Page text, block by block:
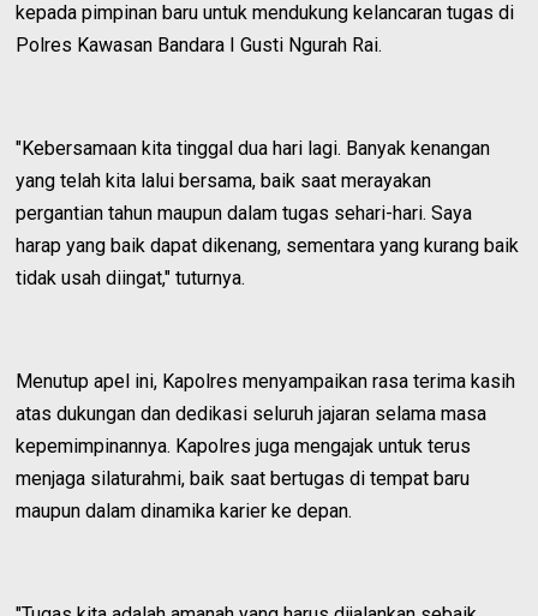
kepada pimpinan baru untuk mendukung kelancaran tugas di
Polres Kawasan Bandara I Gusti Ngurah Rai.
"Kebersamaan kita tinggal dua hari lagi. Banyak kenangan
yang telah kita lalui bersama, baik saat merayakan
pergantian tahun maupun dalam tugas sehari-hari. Saya
harap yang baik dapat dikenang, sementara yang kurang baik
tidak usah diingat," tuturnya.
Menutup apel ini, Kapolres menyampaikan rasa terima kasih
atas dukungan dan dedikasi seluruh jajaran selama masa
kepemimpinannya. Kapolres juga mengajak untuk terus
menjaga silaturahmi, baik saat bertugas di tempat baru
maupun dalam dinamika karier ke depan.